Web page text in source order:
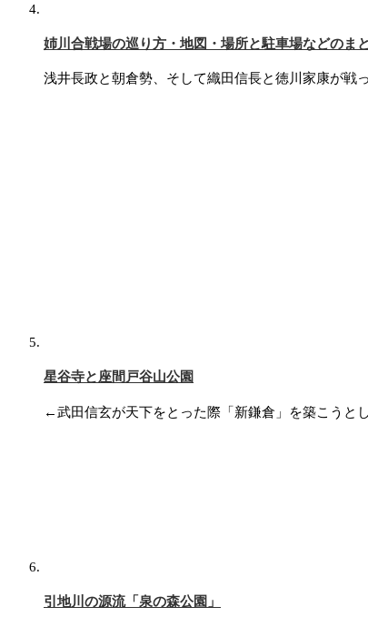
姉川合戦場の巡り方・地図・場所と駐車場などのま
浅井長政と朝倉勢、そして織田信長と徳川家康が
星谷寺と座間戸谷山公園
←武田信玄が天下をとった際「新鎌倉」を築こう
引地川の源流「泉の森公園」